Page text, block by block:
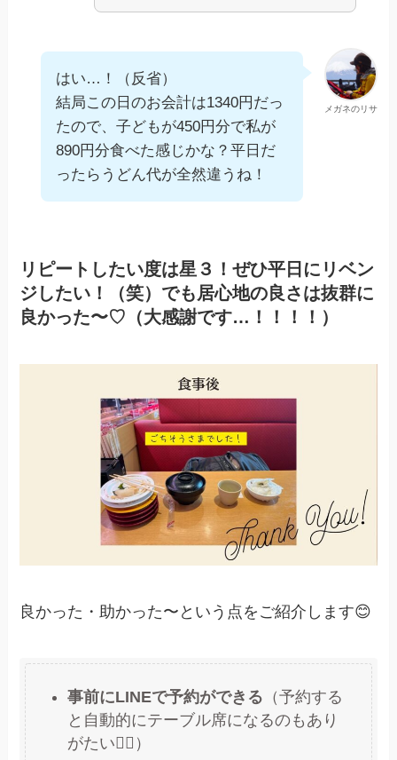
メガネのリサ
はい…！（反省）
結局この日のお会計は1340円だっ
たので、子どもが450円分で私が
890円分食べた感じかな？平日だ
ったらうどん代が全然違うね！
リピートしたい度は星３！ぜひ平日にリベン
ジしたい！（笑）でも居心地の良さは抜群に
良かった〜♡（大感謝です…！！！！）
良かった・助かった〜という点をご紹介します😊
事前にLINEで予約ができる （予約する
と自動的にテーブル席になるのもあり
がたい🙇‍♀️）